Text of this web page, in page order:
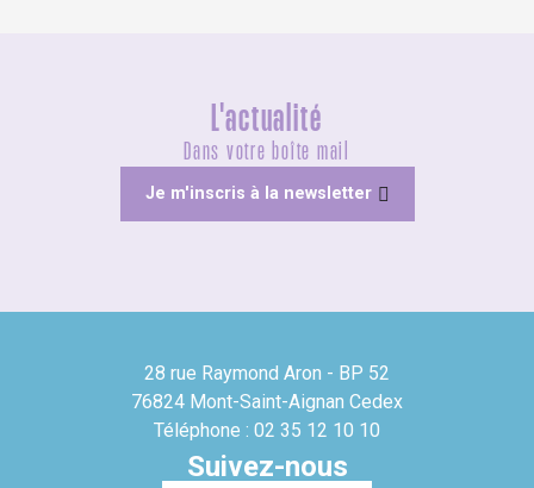
L'actualité
Dans votre boîte mail
Je m'inscris à la newsletter
28 rue Raymond Aron - BP 52
76824 Mont-Saint-Aignan Cedex
Téléphone : 02 35 12 10 10
Suivez-nous